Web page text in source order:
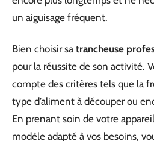
un aiguisage fréquent.
Bien choisir sa trancheuse
pour la réussite de son activité.
compte des critères tels que la
type d’aliment à découper ou
En prenant soin de votre
modèle adapté à vos besoins,